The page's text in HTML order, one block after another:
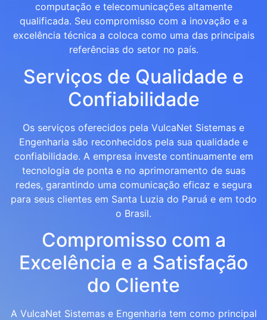
computação e telecomunicações altamente
qualificada. Seu compromisso com a inovação e a
excelência técnica a coloca como uma das principais
referências do setor no país.
Serviços de Qualidade e
Confiabilidade
Os serviços oferecidos pela VulcaNet Sistemas e
Engenharia são reconhecidos pela sua qualidade e
confiabilidade. A empresa investe continuamente em
tecnologia de ponta e no aprimoramento de suas
redes, garantindo uma comunicação eficaz e segura
para seus clientes em Santa Luzia do Paruá e em todo
o Brasil.
Compromisso com a
Excelência e a Satisfação
do Cliente
A VulcaNet Sistemas e Engenharia tem como principal